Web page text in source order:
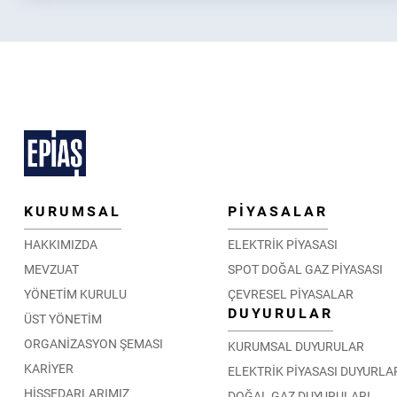
KURUMSAL
HAKKIMIZDA
MEVZUAT
YÖNETİM KURULU
ÜST YÖNETİM
ORGANİZASYON ŞEMASI
KARİYER
HİSSEDARLARIMIZ
PİYASALAR
ELEKTRİK PİYASASI
SPOT DOĞAL GAZ PİYASASI
ÇEVRESEL PİYASALAR
DUYURULAR
KURUMSAL DUYURULAR
ELEKTRİK PİYASASI